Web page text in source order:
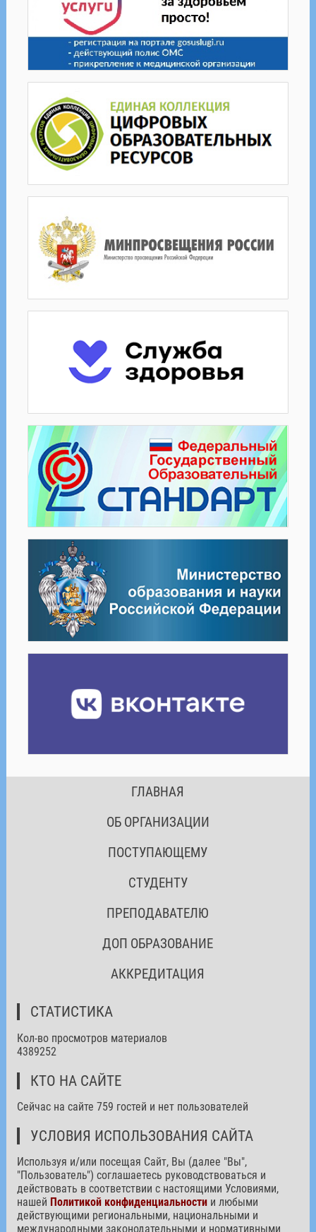
ГЛАВНАЯ
ОБ ОРГАНИЗАЦИИ
ПОСТУПАЮЩЕМУ
СТУДЕНТУ
ПРЕПОДАВАТЕЛЮ
ДОП ОБРАЗОВАНИЕ
АККРЕДИТАЦИЯ
СТАТИСТИКА
Кол-во просмотров материалов
4389252
КТО НА САЙТЕ
Сейчас на сайте 759 гостей и нет пользователей
УСЛОВИЯ ИСПОЛЬЗОВАНИЯ САЙТА
Используя и/или посещая Сайт, Вы (далее "Вы",
"Пользователь") соглашаетесь руководствоваться и
действовать в соответствии с настоящими Условиями,
нашей Политикой конфиденциальностии любыми
действующими региональными, национальными и
международными законодательными и нормативными